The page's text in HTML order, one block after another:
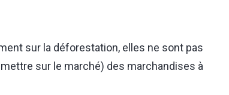
sur la déforestation, elles ne sont pas
sur le marché) des marchandises à